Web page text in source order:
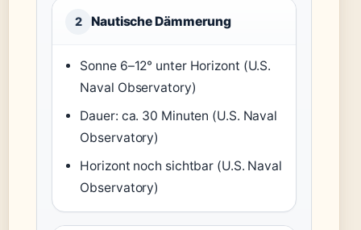
2 Nautische Dämmerung
Sonne 6–12° unter Horizont (U.S.
Naval Observatory)
Dauer: ca. 30 Minuten (U.S. Naval
Observatory)
Horizont noch sichtbar (U.S. Naval
Observatory)